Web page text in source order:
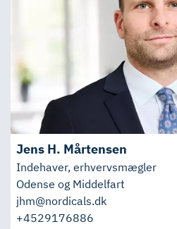
Jens H. Mårtensen
Indehaver, erhvervsmægler
Odense og Middelfart
jhm@nordicals.dk
+4529176886